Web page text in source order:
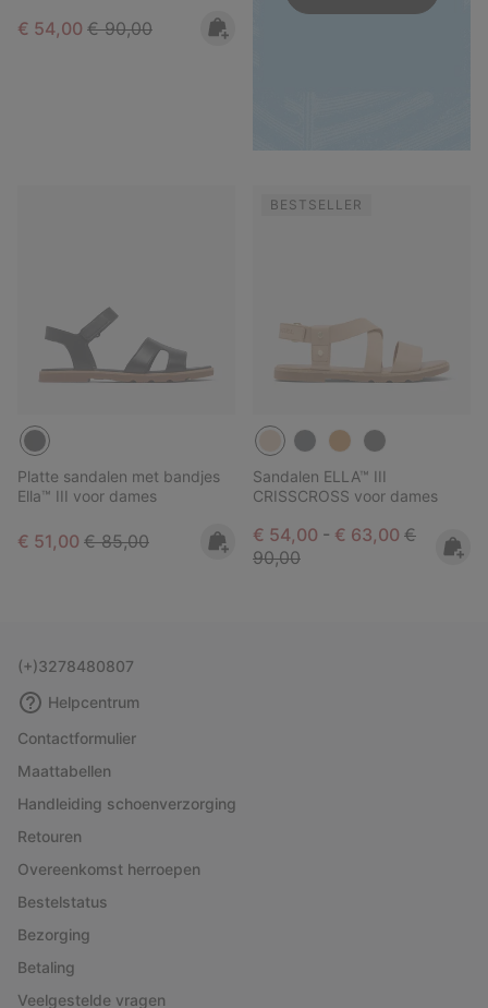
Sale price:
€ 54,00 Regular price:
€ 90,00
Platte sandalen met bandjes
Ella™ III voor dames
Sale price:
€ 51,00 Regular price:
€ 85,00
BESTSELLER
Sandalen ELLA™ III
CRISSCROSS voor dames
Minimum sale price:
€ 54,00 - Maximum sale
€ 63,00 Regular
€
90,00
(+)3278480807
Helpcentrum
Contactformulier
Maattabellen
Handleiding schoenverzorging
Retouren
Overeenkomst herroepen
Bestelstatus
Bezorging
Betaling
Veelgestelde vragen